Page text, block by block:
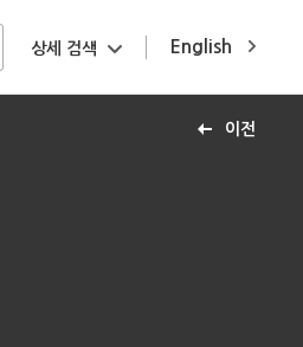
English
상세 검색
이전